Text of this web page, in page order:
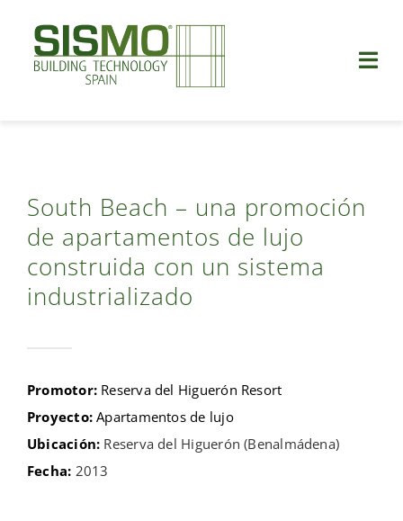
contenido
Ventajas
Proyectos
Blog
Sala de Prensa
South Beach – una promoción
de apartamentos de lujo
construida con un sistema
industrializado
Promotor: Reserva del Higuerón Resort
Proyecto: Apartamentos de lujo
Ubicación: Reserva del Higuerón (Benalmádena)
Fecha: 2013